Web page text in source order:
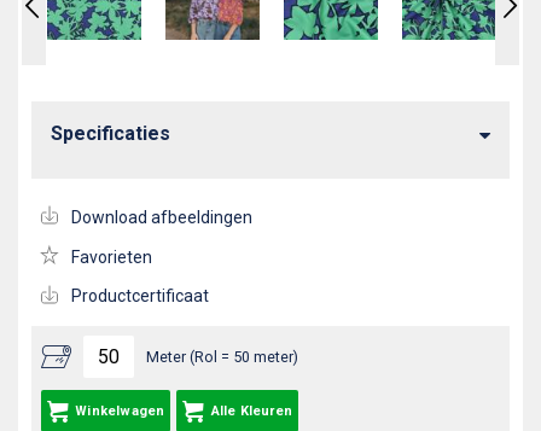
Meter (Rol = 50 meter)
Winkelwagen Alle Kleuren
Specificaties
Download afbeeldingen
Favorieten
Productcertificaat